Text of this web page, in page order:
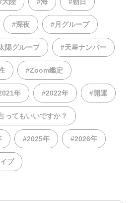
#深夜 #月グループ
陽グループ #天星ナンバー
#Zoom鑑定
年 #2022年 #開運
ってもいいですか？
#2025年 #2026年
プ